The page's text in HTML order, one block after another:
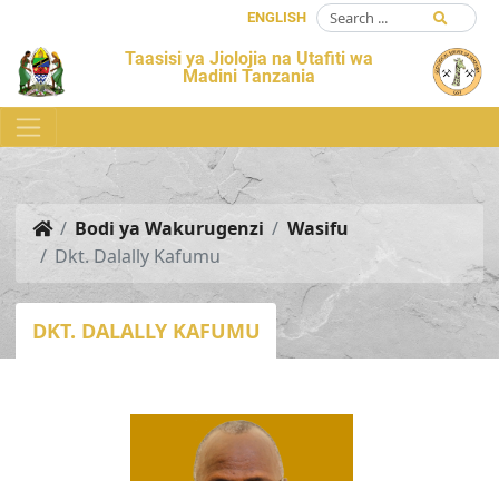
ENGLISH
Taasisi ya Jiolojia na Utafiti wa
Madini Tanzania
Bodi ya Wakurugenzi
Wasifu
Dkt. Dalally Kafumu
DKT. DALALLY KAFUMU